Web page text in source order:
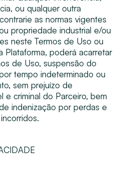
ou qualquer outra
as normas vigentes
propriedade industrial e/ou
neste Termos de Uso ou
Plataforma, poderá acarretar
de Uso, suspensão do
tempo indeterminado ou
sem prejuízo de
e criminal do Parceiro, bem
indenização por perdas e